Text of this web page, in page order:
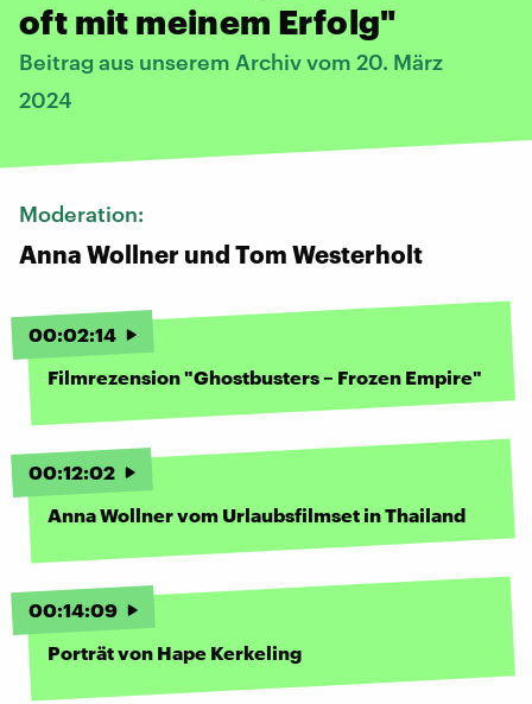
oft mit meinem Erfolg"
Beitrag aus unserem Archiv vom 20. März
2024
Moderation:
Anna Wollner und Tom Westerholt
00:02:14
Filmrezension "Ghostbusters – Frozen Empire"
00:12:02
Anna Wollner vom Urlaubsfilmset in Thailand
00:14:09
Porträt von Hape Kerkeling